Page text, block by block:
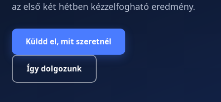
az első két hétben kézzelfogható eredmény.
Küldd el, mit szeretnél
Így dolgozunk